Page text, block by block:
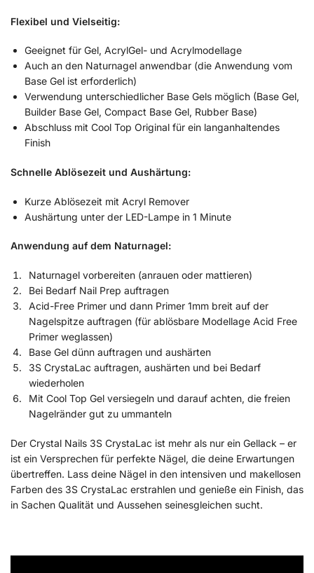
Flexibel und Vielseitig:
Geeignet für Gel, AcrylGel- und Acrylmodellage
Auch an den Naturnagel anwendbar (die Anwendung vom
Base Gel ist erforderlich)
Verwendung unterschiedlicher Base Gels möglich (Base Gel,
Builder Base Gel, Compact Base Gel, Rubber Base)
Abschluss mit Cool Top Original für ein langanhaltendes
Finish
Schnelle Ablösezeit und Aushärtung:
Kurze Ablösezeit mit Acryl Remover
Aushärtung unter der LED-Lampe in 1 Minute
Anwendung auf dem Naturnagel:
Naturnagel vorbereiten (anrauen oder mattieren)
Bei Bedarf Nail Prep auftragen
Acid-Free Primer und dann Primer 1mm breit auf der
Nagelspitze auftragen (für ablösbare Modellage Acid Free
Primer weglassen)
Base Gel dünn auftragen und aushärten
3S CrystaLac auftragen, aushärten und bei Bedarf
wiederholen
Mit Cool Top Gel versiegeln und darauf achten, die freien
Nagelränder gut zu ummanteln
Der Crystal Nails 3S CrystaLac ist mehr als nur ein Gellack – er
ist ein Versprechen für perfekte Nägel, die deine Erwartungen
übertreffen. Lass deine Nägel in den intensiven und makellosen
Farben des 3S CrystaLac erstrahlen und genieße ein Finish, das
in Sachen Qualität und Aussehen seinesgleichen sucht.